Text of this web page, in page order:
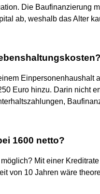
Die Baufinanzierung
ab, weshalb das Alter
Einpersonenhaushalt
Euro hinzu. Darin nicht
1600 netto?
Mit einer
von 10 Jahren wäre